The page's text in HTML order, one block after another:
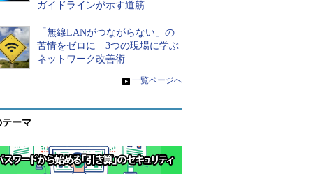
ガイドラインが示す道筋
「無線LANがつながらない」の
苦情をゼロに 3つの現場に学ぶ
ネットワーク改善術
» 一覧ページへ
ーマ